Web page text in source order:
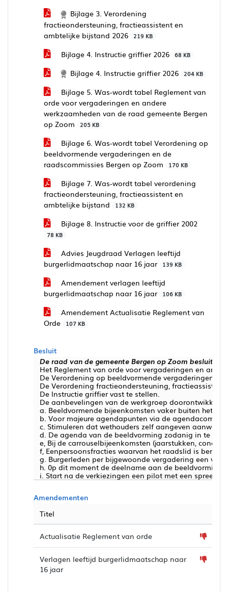
Bijlage 3. Verordening
fractieondersteuning, fractieassistent en
ambtelijke bijstand 2026
219 KB
Bijlage 4. Instructie griffier 2026 68 KB
Bijlage 4. Instructie griffier 2026 204 KB
Bijlage 5. Was-wordt tabel Reglement van
orde voor vergaderingen en andere
werkzaamheden van de raad gemeente Bergen
op Zoom
205 KB
Bijlage 6. Was-wordt tabel Verordening op
beeldvormende vergaderingen en de
raadscommissies Bergen op Zoom
170 KB
Bijlage 7. Was-wordt tabel verordening
fractieondersteuning, fractieassistent en
ambtelijke bijstand
132 KB
Bijlage 8. Instructie voor de griffier 2002
78 KB
Advies Jeugdraad Verlagen leeftijd
burgerlidmaatschap naar 16 jaar
139 KB
Amendement verlagen leeftijd
burgerlidmaatschap naar 16 jaar
106 KB
Amendement Actualisatie Reglement van
Orde
107 KB
Besluit
De raad van de gemeente Bergen op Zoom besluit:
Het Reglement van orde voor vergaderingen en
De Verordening op beeldvormende vergaderingen
De Verordening fractieondersteuning,
De lnstructie griffier vast te stellen.
De aanbevelingen van de werkgroep
a. Beeldvormende bijeenkomsten vaker buiten het
b. Voor majeure agendapunten via de
c. Stimuleren dat wethouders zelf aangeven
d. De agenda van de beeldvorming zodanig in te
e, Bij de carrouselbijeenkomsten (jaarstukken,
f, Eenpersoonsfracties waarvan het raadslid is
g. Burgerleden per bijgewoonde vergadering een
h. 0p dit moment de deelname aan de
i. Start na de verkiezingen een pilot met een
Amendementen
Titel
Actualisatie Reglement van orde
Verlagen leeftijd burgerlidmaatschap naar
16 jaar